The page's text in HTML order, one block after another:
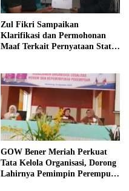
Zul Fikri Sampaikan
Klarifikasi dan Permohonan
Maaf Terkait Pernyataan Status
GOW Bener Meriah Perkuat
Tata Kelola Organisasi, Dorong
Lahirnya Pemimpin Perempuan